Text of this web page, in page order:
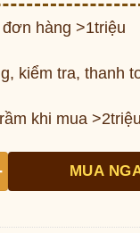
hàng >1triệu
kiểm tra, thanh
khi mua >2triệu
A43 Việt Nam
MUA